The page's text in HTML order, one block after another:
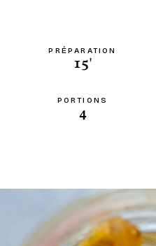
PRÉPARATION
15'
PORTIONS
4